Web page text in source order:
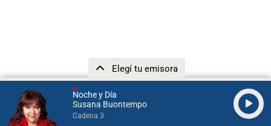
Noche y Día
Susana Buontempo
Cadena 3
Elegí tu emisora